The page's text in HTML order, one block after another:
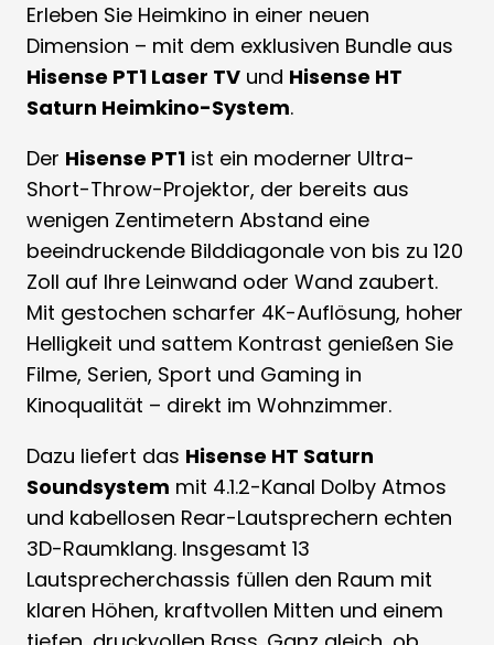
Erleben Sie Heimkino in einer neuen
Dimension – mit dem exklusiven Bundle aus
Hisense PT1 Laser TV und Hisense HT
Saturn Heimkino-System.
Der Hisense PT1 ist ein moderner Ultra-
Short-Throw-Projektor, der bereits aus
wenigen Zentimetern Abstand eine
beeindruckende Bilddiagonale von bis zu 120
Zoll auf Ihre Leinwand oder Wand zaubert.
Mit gestochen scharfer 4K-Auflösung, hoher
Helligkeit und sattem Kontrast genießen Sie
Filme, Serien, Sport und Gaming in
Kinoqualität – direkt im Wohnzimmer.
Dazu liefert das Hisense HT Saturn
Soundsystem mit 4.1.2-Kanal Dolby Atmos
und kabellosen Rear-Lautsprechern echten
3D-Raumklang. Insgesamt 13
Lautsprecherchassis füllen den Raum mit
klaren Höhen, kraftvollen Mitten und einem